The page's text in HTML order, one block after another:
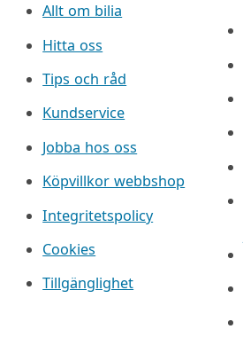
Allt om bilia
Hitta oss
Tips och råd
Kundservice
Jobba hos oss
Köpvillkor webbshop
Integritetspolicy
Cookies
Tillgänglighet